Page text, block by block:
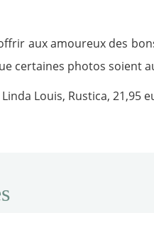
aux amoureux des
certaines photos soient
Louis, Rustica, 21,95